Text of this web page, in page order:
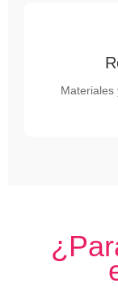
Materiales